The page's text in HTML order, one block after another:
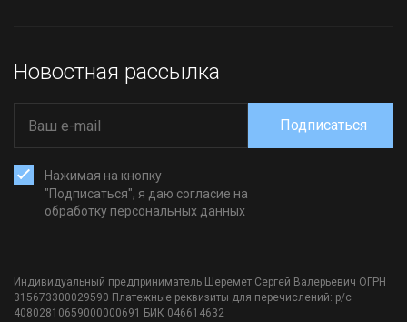
Новостная рассылка
Нажимая на кнопку
"Подписаться", я даю согласие на
обработку персональных данных
Подписаться
Индивидуальный предприниматель Шеремет Сергей Валерьевич ОГРН
315673300029590 Платежные реквизиты для перечислений: р/с
40802810659000000691 БИК 046614632